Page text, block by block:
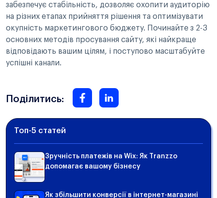
забезпечує стабільність, дозволяє охопити аудиторію
на різних етапах прийняття рішення та оптимізувати
окупність маркетингового бюджету. Починайте з 2-3
основних методів просування сайту, які найкраще
відповідають вашим цілям, і поступово масштабуйте
успішні канали.
Поділитись:
Топ-5 статей
Зручність платежів на Wix: Як Tranzzo
допомагає вашому бізнесу
Як збільшити конверсії в інтернет-магазині